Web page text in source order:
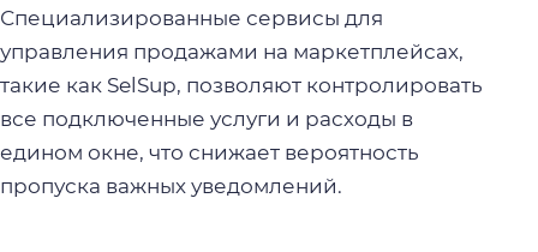
Специализированные сервисы для
управления продажами на маркетплейсах,
такие как SelSup, позволяют контролировать
все подключенные услуги и расходы в
едином окне, что снижает вероятность
пропуска важных уведомлений.